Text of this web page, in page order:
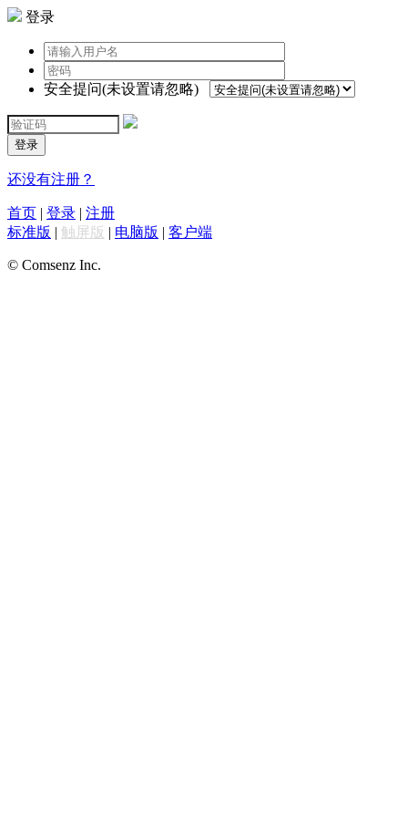
登录
安全提问(未设置请忽略)
登录
还没有注册？
首页 | 登录 | 注册
标准版 | 触屏版 | 电脑版 | 客户端
© Comsenz Inc.